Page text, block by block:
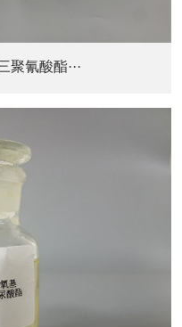
聚氰酸酯···